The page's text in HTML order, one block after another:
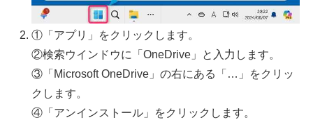
①「アプリ」をクリックします。
②検索ウインドウに「OneDrive」と入力します。
③「Microsoft OneDrive」の右にある「…」をクリッ
クします。
④「アンインストール」をクリックします。